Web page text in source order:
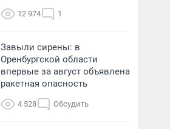
12 974 1
Завыли сирены: в
Оренбургской области
впервые за август объявлена
ракетная опасность
4 528 Обсудить